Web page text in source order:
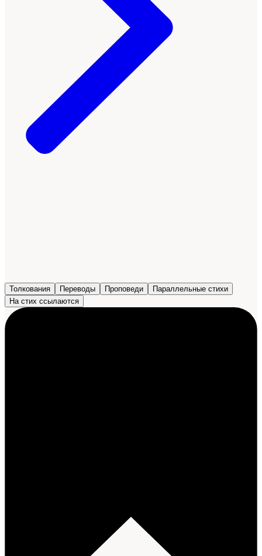
Толкования Переводы Проповеди
Параллельные стихи
На стих ссылаются